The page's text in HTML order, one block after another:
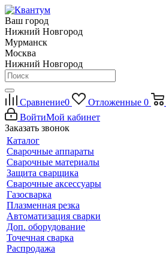
Ваш город
Нижний Новгород
Мурманск
Москва
Нижний Новгород
Сравнение0 Отложенные 0
ВойтиМой кабинет
Заказать звонок
Каталог
Сварочные аппараты
Сварочные материалы
Защита сварщика
Сварочные аксессуары
Газосварка
Плазменная резка
Автоматизация сварки
Доп. оборудование
Точечная сварка
Распродажа